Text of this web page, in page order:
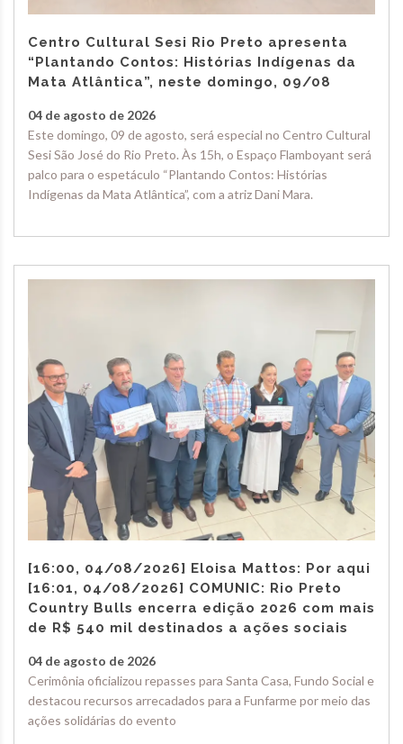
Centro Cultural Sesi Rio Preto apresenta
“Plantando Contos: Histórias Indígenas da
Mata Atlântica”, neste domingo, 09/08
04 de agosto de 2026
Este domingo, 09 de agosto, será especial no Centro Cultural
Sesi São José do Rio Preto. Às 15h, o Espaço Flamboyant será
palco para o espetáculo “Plantando Contos: Histórias
Indígenas da Mata Atlântica”, com a atriz Dani Mara.
[16:00, 04/08/2026] Eloisa Mattos: Por aqui
[16:01, 04/08/2026] COMUNIC: Rio Preto
Country Bulls encerra edição 2026 com mais
de R$ 540 mil destinados a ações sociais
04 de agosto de 2026
Cerimônia oficializou repasses para Santa Casa, Fundo Social e
destacou recursos arrecadados para a Funfarme por meio das
ações solidárias do evento